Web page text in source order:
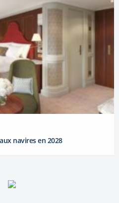
navires en 2028